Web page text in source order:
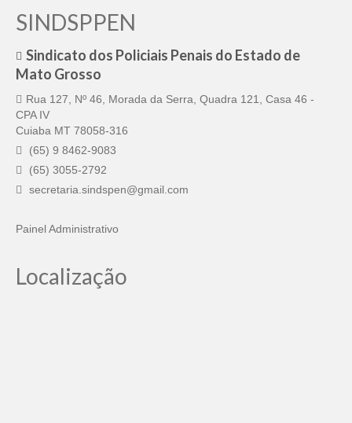
SINDSPPEN
Sindicato dos Policiais Penais do Estado de
Mato Grosso
Rua 127, Nº 46, Morada da Serra, Quadra 121, Casa 46 -
CPA IV
Cuiaba MT 78058-316
(65) 9 8462-9083
(65) 3055-2792
secretaria.sindspen@gmail.com
Painel Administrativo
Localização